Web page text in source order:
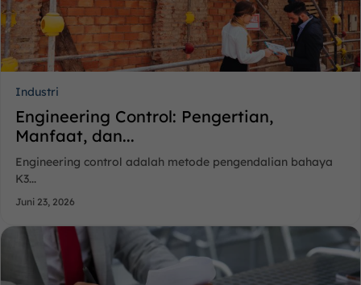
Industri
Engineering Control: Pengertian,
Manfaat, dan...
Engineering control adalah metode pengendalian bahaya
K3...
Juni 23, 2026